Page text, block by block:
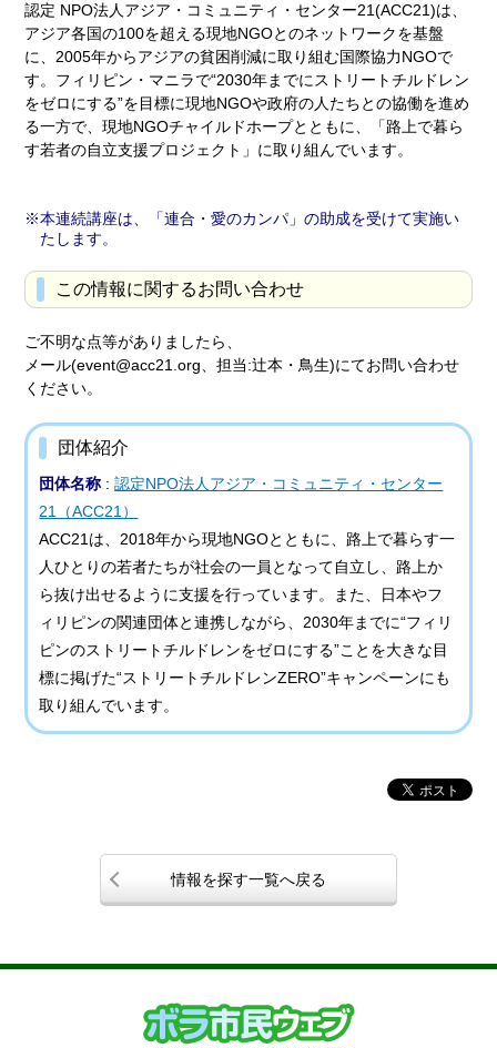
認定 NPO法人アジア・コミュニティ・センター21(ACC21)は、
アジア各国の100を超える現地NGOとのネットワークを基盤
に、2005年からアジアの貧困削減に取り組む国際協力NGOで
す。フィリピン・マニラで“2030年までにストリートチルドレン
をゼロにする”を目標に現地NGOや政府の人たちとの協働を進め
る一方で、現地NGOチャイルドホープとともに、「路上で暮ら
す若者の自立支援プロジェクト」に取り組んでいます。
本連続講座は、「連合・愛のカンパ」の助成を受けて実施い
たします。
この情報に関するお問い合わせ
ご不明な点等がありましたら、
メール(event@acc21.org、担当:辻本・鳥生)にてお問い合わせ
ください。
団体紹介
団体名称 :認定NPO法人アジア・コミュニティ・センター
21（ACC21）
ACC21は、2018年から現地NGOとともに、路上で暮らす一
人ひとりの若者たちが社会の一員となって自立し、路上か
ら抜け出せるように支援を行っています。また、日本やフ
ィリピンの関連団体と連携しながら、2030年までに“フィリ
ピンのストリートチルドレンをゼロにする”ことを大きな目
標に掲げた“ストリートチルドレンZERO”キャンペーンにも
取り組んでいます。
情報を探す一覧へ戻る